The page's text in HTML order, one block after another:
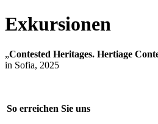
Exkursionen
„Contested Heritages. Hertiage
in Sofia, 2025
So erreichen Sie uns